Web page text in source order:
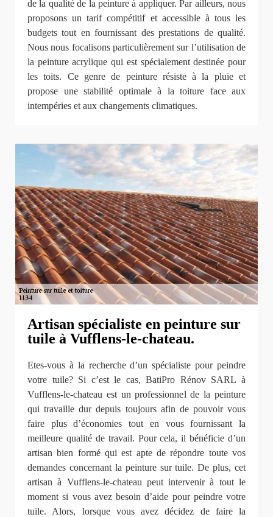
de la qualité de la peinture à appliquer. Par ailleurs, nous
proposons un tarif compétitif et accessible à tous les
budgets tout en fournissant des prestations de qualité.
Nous nous focalisons particulièrement sur l’utilisation de
la peinture acrylique qui est spécialement destinée pour
les toits. Ce genre de peinture résiste à la pluie et
propose une stabilité optimale à la toiture face aux
intempéries et aux changements climatiques.
Artisan spécialiste en peinture sur
tuile à Vufflens-le-chateau.
Etes-vous à la recherche d’un spécialiste pour peindre
votre tuile? Si c’est le cas, BatiPro Rénov SARL à
Vufflens-le-chateau est un professionnel de la peinture
qui travaille dur depuis toujours afin de pouvoir vous
faire plus d’économies tout en vous fournissant la
meilleure qualité de travail. Pour cela, il bénéficie d’un
artisan bien formé qui est apte de répondre toute vos
demandes concernant la peinture sur tuile. De plus, cet
artisan à Vufflens-le-chateau peut intervenir à tout le
moment si vous avez besoin d’aide pour peindre votre
tuile. Alors, lorsque vous avez décidez de faire la